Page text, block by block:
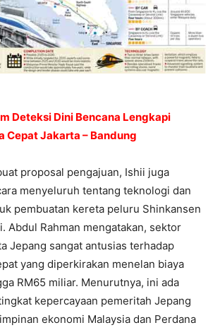
Deteksi Dini Bencana Lengkapi
Cepat Jakarta – Bandung
proposal pengajuan, Ishii juga
menyeluruh tentang teknologi dan
pembuatan kereta peluru Shinkansen
Abdul Rahman mengatakan, sektor
Jepang sangat antusias terhadap
yang diperkirakan menelan biaya
RM65 miliar. Menurutnya, ini ada
kepercayaan pemeritah Jepang
ekonomi Malaysia dan Perdana